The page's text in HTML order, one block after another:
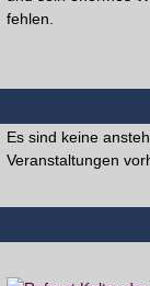
fehlen.
Es sind keine
Veranstaltungen